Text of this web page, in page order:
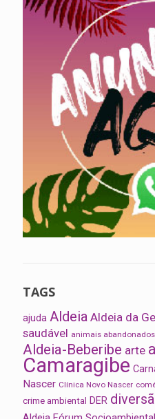
TAGS
ajuda Aldeia Aldeia da
saudável animais abandonados
Aldeia-Beberibe arte
Camaragibe
Nascer Clínica Novo Nascer
crime ambiental DER